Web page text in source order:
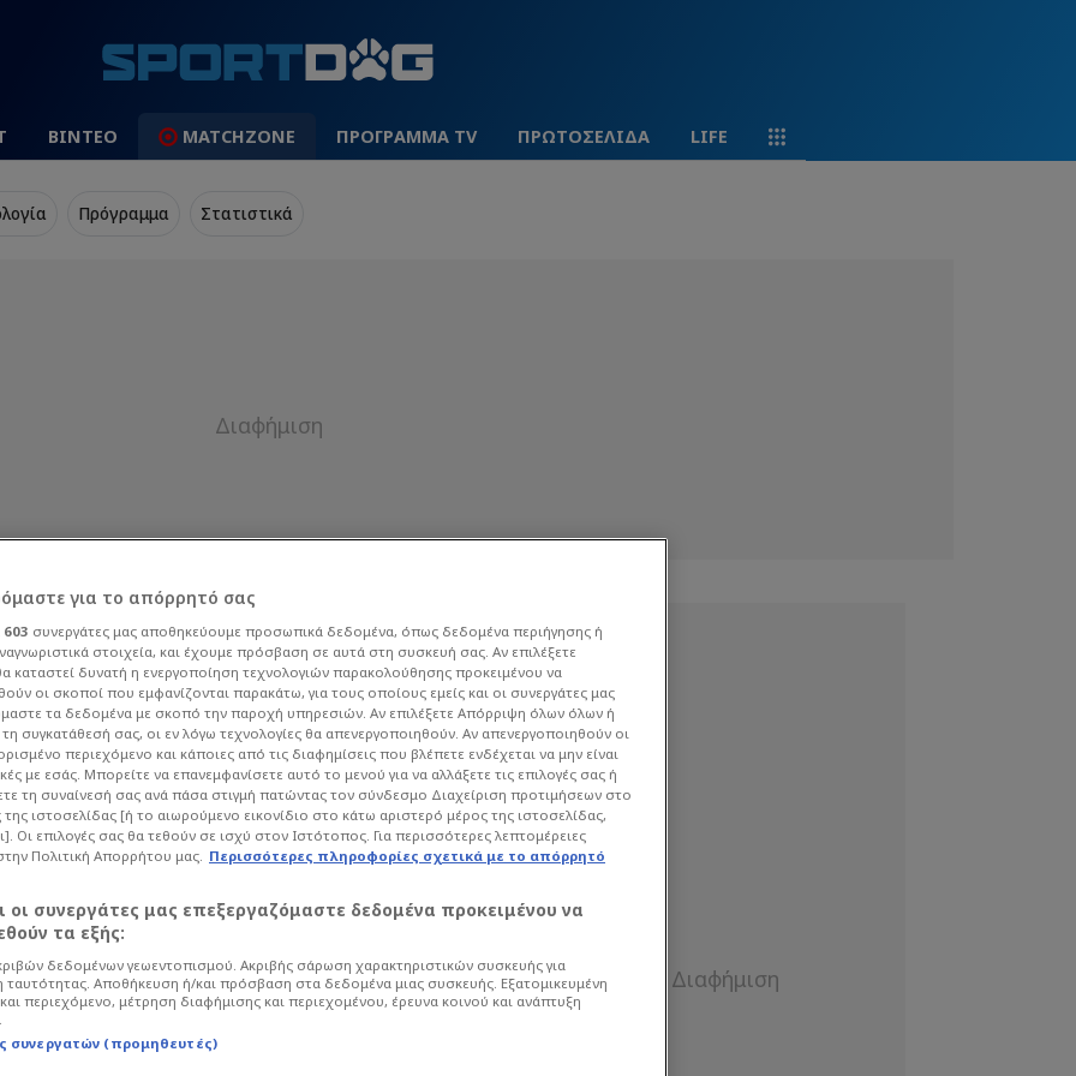
ΒΙΝΤΕΟ MATCHZONE ΠΡΟΓΡΑΜΜΑ TV ΠΡΩΤΟΣΕΛΙΔΑ LIFE
Πρόγραμμα Στατιστικά
League», να
Ποδόσφαιρο Europa League
σε έξι τελικούς και με τρεις
της Άστον Βίλλα έγινε ο
Ακόμη, όμως να
της καριέρας του: μία με
για το απόρρητό σας
603 συνεργάτες μας αποθηκεύουμε προσωπικά δεδομένα, όπως δεδομένα περιήγησης ή
στοιχεία, και έχουμε πρόσβαση σε αυτά στη συσκευή σας. Αν επιλέξετε
καταστεί δυνατή η ενεργοποίηση τεχνολογιών παρακολούθησης προκειμένου να
οι σκοποί που εμφανίζονται παρακάτω, για τους οποίους εμείς και οι συνεργάτες μας
τα δεδομένα με σκοπό την παροχή υπηρεσιών. Αν επιλέξετε Απόρριψη όλων όλων ή
συγκατάθεσή σας, οι εν λόγω τεχνολογίες θα απενεργοποιηθούν. Αν απενεργοποιηθούν οι
περιεχόμενο και κάποιες από τις διαφημίσεις που βλέπετε ενδέχεται να μην είναι
με εσάς. Μπορείτε να επανεμφανίσετε αυτό το μενού για να αλλάξετε τις επιλογές σας ή
τη συναίνεσή σας ανά πάσα στιγμή πατώντας τον σύνδεσμο Διαχείριση προτιμήσεων στο
ιστοσελίδας [ή το αιωρούμενο εικονίδιο στο κάτω αριστερό μέρος της ιστοσελίδας,
Οι επιλογές σας θα τεθούν σε ισχύ στον Ιστότοπος. Για περισσότερες λεπτομέρειες
Πολιτική Απορρήτου μας. Περισσότερες πληροφορίες σχετικά με το απόρρητό
οι συνεργάτες μας επεξεργαζόμαστε δεδομένα προκειμένου να
τα εξής:
δεδομένων γεωεντοπισμού. Ακριβής σάρωση χαρακτηριστικών συσκευής για
ταυτότητας. Αποθήκευση ή/και πρόσβαση στα δεδομένα μιας συσκευής. Εξατομικευμένη
περιεχόμενο, μέτρηση διαφήμισης και περιεχομένου, έρευνα κοινού και ανάπτυξη
συνεργατών (προμηθευτές)